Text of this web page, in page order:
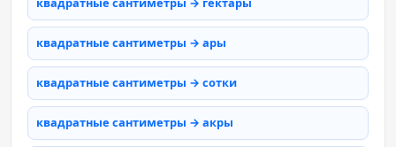
квадратные сантиметры → ары
квадратные сантиметры → сотки
квадратные сантиметры → акры